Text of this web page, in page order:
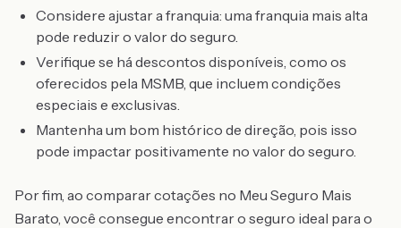
Considere ajustar a franquia: uma franquia mais alta
pode reduzir o valor do seguro.
Verifique se há descontos disponíveis, como os
oferecidos pela MSMB, que incluem condições
especiais e exclusivas.
Mantenha um bom histórico de direção, pois isso
pode impactar positivamente no valor do seguro.
Por fim, ao comparar cotações no Meu Seguro Mais
Barato, você consegue encontrar o seguro ideal para o